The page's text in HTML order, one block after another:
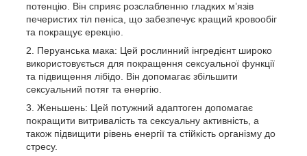
потенцію. Він сприяє розслабленню гладких м’язів
печеристих тіл пеніса, що забезпечує кращий кровообіг
та покращує ерекцію.
Перуанська мака: Цей рослинний інгредієнт широко
використовується для покращення сексуальної функції
та підвищення лібідо. Він допомагає збільшити
сексуальний потяг та енергію.
Женьшень: Цей потужний адаптоген допомагає
покращити витривалість та сексуальну активність, а
також підвищити рівень енергії та стійкість організму до
стресу.